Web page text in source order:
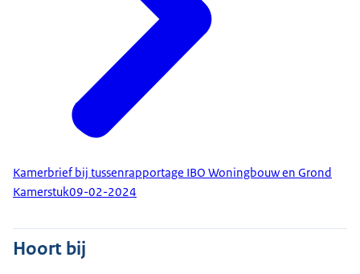
Kamerbrief bij tussenrapportage IBO Woningbouw en Grond
Kamerstuk09-02-2024
Hoort bij